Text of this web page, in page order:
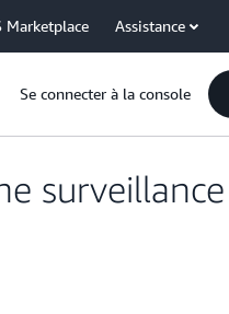
Marketplace Assistance
Se connecter à la console
surveillance